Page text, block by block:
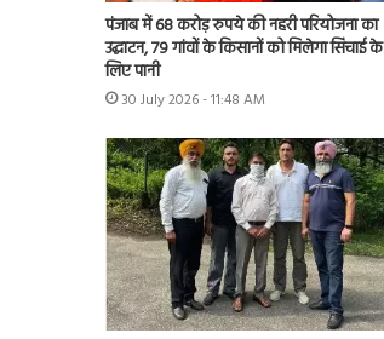
पंजाब में 68 करोड़ रुपये की नहरी परियोजना का
उद्घाटन, 79 गांवों के किसानों को मिलेगा सिंचाई के
लिए पानी
30 July 2026 - 11:48 AM